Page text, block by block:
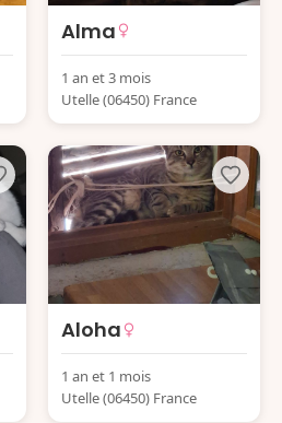
Alma
1 an et 3 mois
Utelle (06450) France
Aloha
1 an et 1 mois
Utelle (06450) France